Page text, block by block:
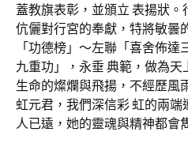
蓋教旗表彰，並頒立 表揚狀
伉儷對行宮的奉獻，特將敏曇
「功德榜」～左聯「喜舍佈
九重功」，永垂 典範，做為天
生命的燦爛與飛揚，不經歷風
虹元君，我們深信彩 虹的兩
人已遠，她的靈魂與精神都會